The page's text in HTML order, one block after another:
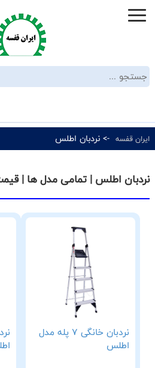
ایران قفسه -> نردبان اطلس
نردبان اطلس | تمامی مدل ها |
نردبان خانگی 7 پله مدل
اطلس